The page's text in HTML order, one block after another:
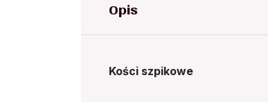
Opis
Kości szpikowe